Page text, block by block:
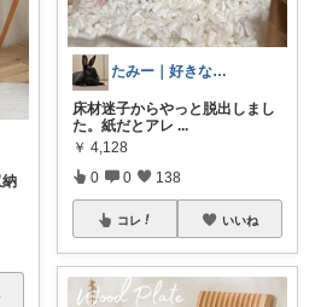
たみー｜好きなもの暮らし
床材迷子からやっと脱出しまし
た。紙だとアレ ...
￥ 4,128
0 0 138
コレ いいね